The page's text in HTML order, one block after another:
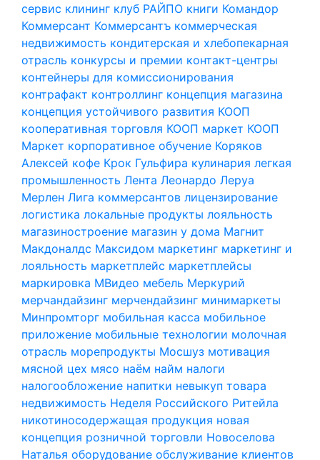
сервис клининг клуб РАЙПО книги Командор
Коммерсант Коммерсантъ коммерческая
недвижимость кондитерская и хлебопекарная
отрасль конкурсы и премии контакт-центры
контейнеры для комиссионирования
контрафакт контроллинг концепция магазина
концепция устойчивого развития КООП
кооперативная торговля КООП маркет КООП
Маркет корпоративное обучение Коряков
Алексей кофе Крок Гульфира кулинария легкая
промышленность Лента Леонардо Леруа
Мерлен Лига коммерсантов лицензирование
логистика локальные продукты лояльность
магазиностроение магазин у дома Магнит
Макдоналдс Максидом маркетинг маркетинг и
лояльность маркетплейс маркетплейсы
маркировка МВидео мебель Меркурий
мерчандайзинг мерчендайзинг минимаркеты
Минпромторг мобильная касса мобильное
приложение мобильные технологии молочная
отрасль морепродукты Мосшуз мотивация
мясной цех мясо наём найм налоги
налогообложение напитки невыкуп товара
недвижимость Неделя Российского Ритейла
никотиносодержащая продукция новая
концепция розничной торговли Новоселова
Наталья оборудование обслуживание клиентов